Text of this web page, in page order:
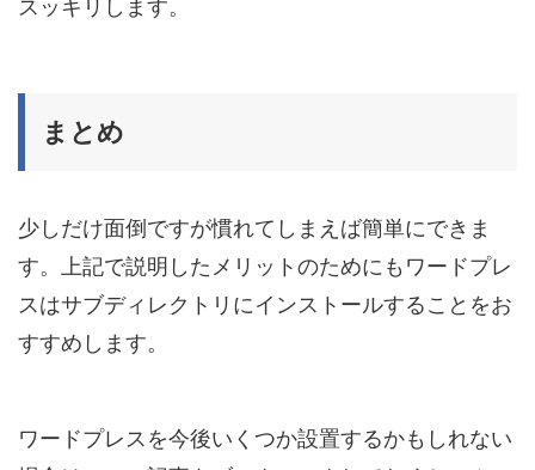
スッキリします。
まとめ
少しだけ面倒ですが慣れてしまえば簡単にできま
す。上記で説明したメリットのためにもワードプレ
スはサブディレクトリにインストールすることをお
すすめします。
ワードプレスを今後いくつか設置するかもしれない